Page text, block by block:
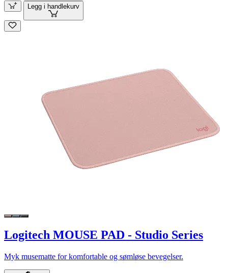
Legg i handlekurv
Logitech MOUSE PAD - Studio Series
Myk musematte for komfortable og sømløse bevegelser.